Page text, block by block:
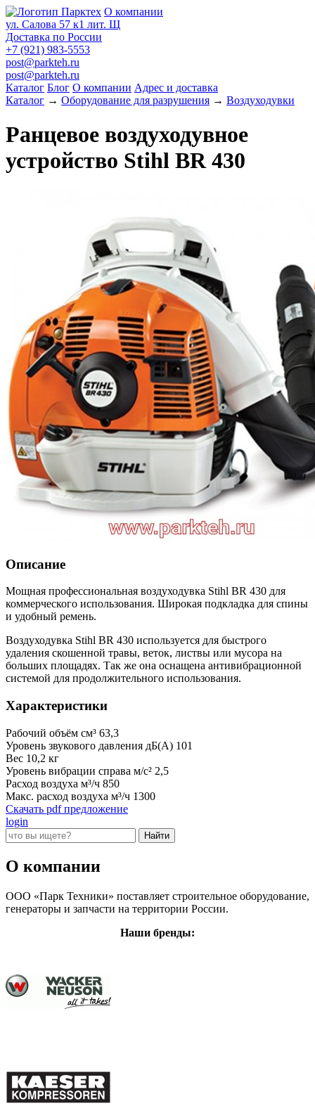
О компании
ул. Салова 57 к1 лит. Щ
Доставка по России
+7 (921) 983-5553
post@parkteh.ru
post@parkteh.ru
Каталог Блог О компании Адрес и доставка
Каталог → Оборудование для разрушения → Воздуходувки
Ранцевое воздуходувное
устройство Stihl BR 430
Описание
Мощная профессиональная воздуходувка Stihl BR 430 для
коммерческого использования. Широкая подкладка для спины
и удобный ремень.
Воздуходувка Stihl BR 430 используется для быстрого
удаления скошенной травы, веток, листвы или мусора на
больших площадях. Так же она оснащена антивибрационной
системой для продолжительного использования.
Характеристики
Рабочий объём см³ 63,3
Уровень звукового давления дБ(A) 101
Вес 10,2 кг
Уровень вибрации справа м/с² 2,5
Расход воздуха м³/ч 850
Макс. расход воздуха м³/ч 1300
Скачать pdf предложение
login
О компании
ООО «Парк Техники» поставляет строительное оборудование,
генераторы и запчасти на территории России.
Наши бренды: